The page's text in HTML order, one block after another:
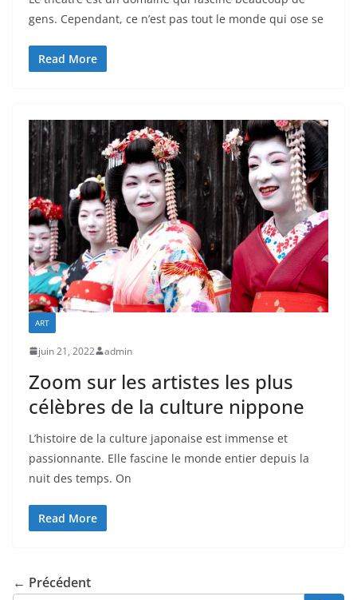
gens. Cependant, ce n’est pas tout le monde qui ose se
Read More
ART
juin 21, 2022 admin
Zoom sur les artistes les plus
célèbres de la culture nippone
L’histoire de la culture japonaise est immense et
passionnante. Elle fascine le monde entier depuis la
nuit des temps. On
Read More
← Précédent